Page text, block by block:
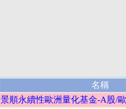
名稱
景順永續性歐洲量化基金-A股/